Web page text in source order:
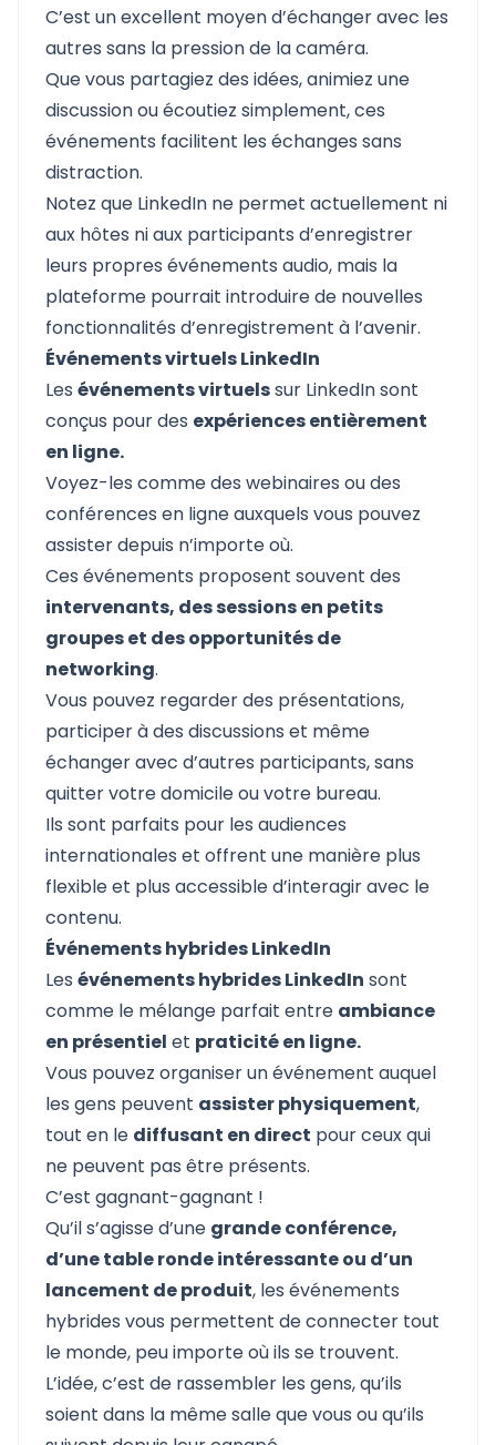
C’est un excellent moyen d’échanger avec les
autres sans la pression de la caméra.
Que vous partagiez des idées, animiez une
discussion ou écoutiez simplement, ces
événements facilitent les échanges sans
distraction.
Notez que LinkedIn ne permet actuellement ni
aux hôtes ni aux participants d’enregistrer
leurs propres événements audio, mais la
plateforme pourrait introduire de nouvelles
fonctionnalités d’enregistrement à l’avenir.
Événements virtuels LinkedIn
Les événements virtuelssur LinkedIn sont
conçus pour des expériences entièrement
en ligne.
Voyez-les comme des webinaires ou des
conférences en ligne auxquels vous pouvez
assister depuis n’importe où.
Ces événements proposent souvent des
intervenants, des sessions en petits
groupes et des opportunités de
networking.
Vous pouvez regarder des présentations,
participer à des discussions et même
échanger avec d’autres participants, sans
quitter votre domicile ou votre bureau.
Ils sont parfaits pour les audiences
internationales et offrent une manière plus
flexible et plus accessible d’interagir avec le
contenu.
Événements hybrides LinkedIn
Les événements hybrides LinkedIn sont
comme le mélange parfait entre ambiance
en présentiel et praticité en ligne.
Vous pouvez organiser un événement auquel
les gens peuvent assister physiquement,
tout en le diffusant en direct pour ceux qui
ne peuvent pas être présents.
C’est gagnant-gagnant !
Qu’il s’agisse d’une grande conférence,
d’une table ronde intéressante ou d’un
lancement de produit, les événements
hybrides vous permettent de connecter tout
le monde, peu importe où ils se trouvent.
L’idée, c’est de rassembler les gens, qu’ils
soient dans la même salle que vous ou qu’ils